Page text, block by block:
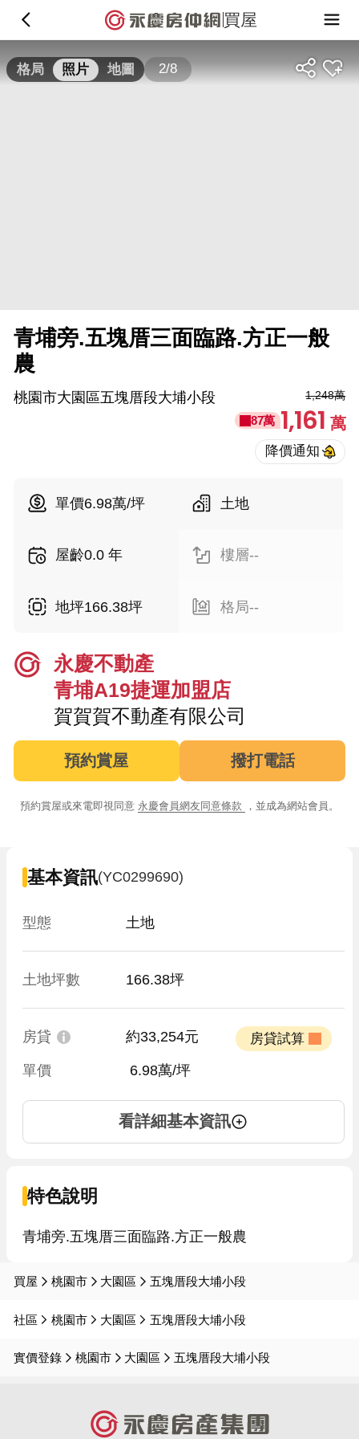
買屋
格局 照片 地圖 2/8
青埔旁.五塊厝三面臨路.方正一般
農
桃園市大園區五塊厝段大埔小段 1,248萬
87萬 1,161萬
單價6.98萬/坪 土地
屋齡0.0 年 樓層--
地坪166.38坪 格局--
永慶不動產
青埔A19捷運加盟店
賀賀賀不動產有限公司
預約賞屋 撥打電話
預約賞屋或來電即視同意 永慶會員網友同意條款 ，並成為網站會員。
基本資訊(YC0299690)
型態 土地
土地坪數 166.38坪
房貸 約33,254元
單價 6.98萬/坪
看詳細基本資訊
特色說明
買屋 桃園市 大園區 五塊厝段大埔小段
社區 桃園市 大園區 五塊厝段大埔小段
實價登錄 桃園市 大園區 五塊厝段大埔小段